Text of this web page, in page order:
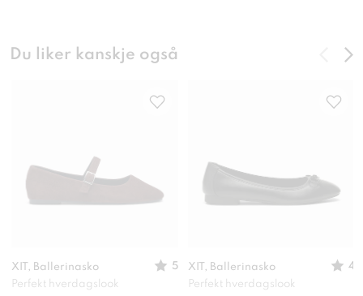
Du liker kanskje også
XIT, Ballerinasko
5
Perfekt hverdagslook
XIT, Ballerinasko
4
Perfekt hverdagslook